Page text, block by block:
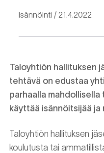
Isännöinti 21.4.2022
Taloyhtiön hallituksen
tehtävä on edustaa
parhaalla mahdollisella
käyttää isännöitsijää
Taloyhtiön hallituksen
koulutusta tai